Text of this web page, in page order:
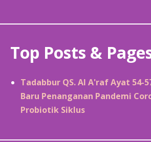
Top Posts &
Tadabbur QS. Al A'raf Ayat 54-
Baru Penanganan Pandemi
Probiotik Siklus